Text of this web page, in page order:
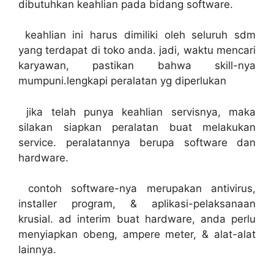
dibutuhkan keahlian pada bidang software.
keahlian ini harus dimiliki oleh seluruh sdm
yang terdapat di toko anda. jadi, waktu mencari
karyawan, pastikan bahwa skill-nya
mumpuni.lengkapi peralatan yg diperlukan
jika telah punya keahlian servisnya, maka
silakan siapkan peralatan buat melakukan
service. peralatannya berupa software dan
hardware.
contoh software-nya merupakan antivirus,
installer program, & aplikasi-pelaksanaan
krusial. ad interim buat hardware, anda perlu
menyiapkan obeng, ampere meter, & alat-alat
lainnya.